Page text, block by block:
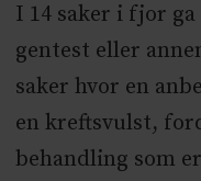
I 14 saker i fjor
gentest eller
saker hvor en
en kreftsvulst,
behandling som